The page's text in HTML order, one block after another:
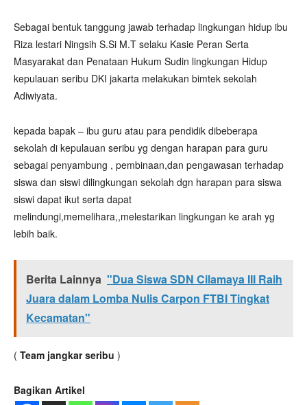
Sebagai bentuk tanggung jawab terhadap lingkungan hidup ibu
Riza lestari Ningsih S.Si M.T selaku Kasie Peran Serta
Masyarakat dan Penataan Hukum Sudin lingkungan Hidup
kepulauan seribu DKI jakarta melakukan bimtek sekolah
Adiwiyata.
kepada bapak – ibu guru atau para pendidik dibeberapa
sekolah di kepulauan seribu yg dengan harapan para guru
sebagai penyambung , pembinaan,dan pengawasan terhadap
siswa dan siswi dilingkungan sekolah dgn harapan para siswa
siswi dapat ikut serta dapat
melindungi,memelihara,,melestarikan lingkungan ke arah yg
lebih baik.
Berita Lainnya "Dua Siswa SDN Cilamaya III Raih
Juara dalam Lomba Nulis Carpon FTBI Tingkat
Kecamatan"
( Team jangkar seribu )
Bagikan Artikel